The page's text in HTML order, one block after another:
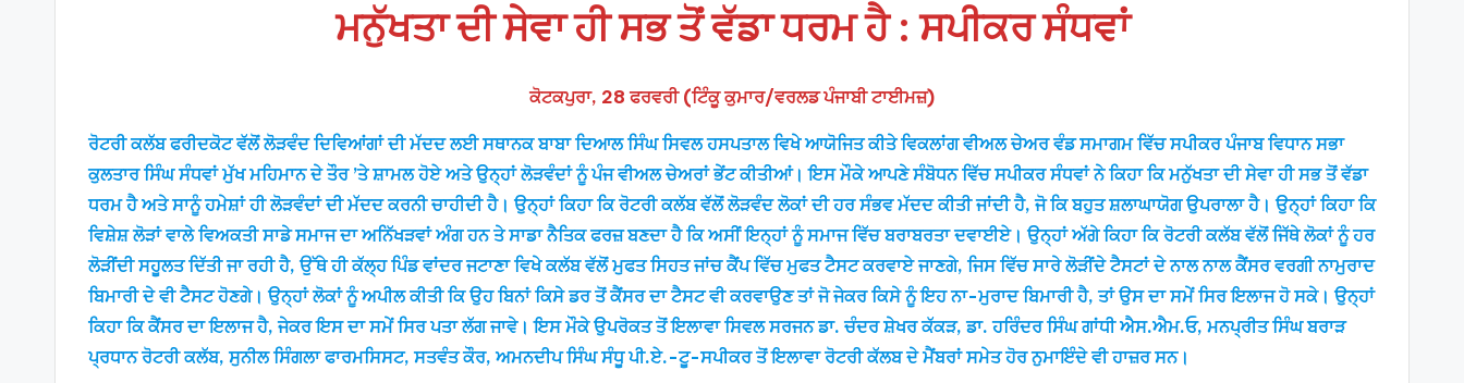
ਮਨੁੱਖਤਾ ਦੀ ਸੇਵਾ ਹੀ ਸਭ ਤੋਂ ਵੱਡਾ ਧਰਮ ਹੈ : ਸਪੀਕਰ ਸੰਧਵਾਂ
ਕੋਟਕਪੁਰਾ, 28 ਫਰਵਰੀ (ਟਿੰਕੂ ਕੁਮਾਰ/ਵਰਲਡ ਪੰਜਾਬੀ ਟਾਈਮਜ਼)
ਰੋਟਰੀ ਕਲੱਬ ਫਰੀਦਕੋਟ ਵੱਲੋਂ ਲੋੜਵੰਦ ਦਿਵਿਆਂਗਾਂ ਦੀ ਮੱਦਦ ਲਈ ਸਥਾਨਕ ਬਾਬਾ ਦਿਆਲ ਸਿੰਘ ਸਿਵਲ ਹਸਪਤਾਲ ਵਿਖੇ ਆਯੋਜਿਤ ਕੀਤੇ ਵਿਕਲਾਂਗ ਵੀਅਲ ਚੇਅਰ ਵੰਡ ਸਮਾਗਮ ਵਿੱਚ ਸਪੀਕਰ ਪੰਜਾਬ ਵਿਧਾਨ ਸਭਾ
ਕੁਲਤਾਰ ਸਿੰਘ ਸੰਧਵਾਂ ਮੁੱਖ ਮਹਿਮਾਨ ਦੇ ਤੌਰ ’ਤੇ ਸ਼ਾਮਲ ਹੋਏ ਅਤੇ ਉਨ੍ਹਾਂ ਲੋੜਵੰਦਾਂ ਨੂੰ ਪੰਜ ਵੀਅਲ ਚੇਅਰਾਂ ਭੇਂਟ ਕੀਤੀਆਂ। ਇਸ ਮੌਕੇ ਆਪਣੇ ਸੰਬੋਧਨ ਵਿੱਚ ਸਪੀਕਰ ਸੰਧਵਾਂ ਨੇ ਕਿਹਾ ਕਿ ਮਨੁੱਖਤਾ ਦੀ ਸੇਵਾ ਹੀ ਸਭ ਤੋਂ ਵੱਡਾ
ਧਰਮ ਹੈ ਅਤੇ ਸਾਨੂੰ ਹਮੇਸ਼ਾਂ ਹੀ ਲੋੜਵੰਦਾਂ ਦੀ ਮੱਦਦ ਕਰਨੀ ਚਾਹੀਦੀ ਹੈ। ਉਨ੍ਹਾਂ ਕਿਹਾ ਕਿ ਰੋਟਰੀ ਕਲੱਬ ਵੱਲੋਂ ਲੋੜਵੰਦ ਲੋਕਾਂ ਦੀ ਹਰ ਸੰਭਵ ਮੱਦਦ ਕੀਤੀ ਜਾਂਦੀ ਹੈ, ਜੋ ਕਿ ਬਹੁਤ ਸ਼ਲਾਘਾਯੋਗ ਉਪਰਾਲਾ ਹੈ। ਉਨ੍ਹਾਂ ਕਿਹਾ ਕਿ
ਵਿਸ਼ੇਸ਼ ਲੋੜਾਂ ਵਾਲੇ ਵਿਅਕਤੀ ਸਾਡੇ ਸਮਾਜ ਦਾ ਅਨਿੱਖੜਵਾਂ ਅੰਗ ਹਨ ਤੇ ਸਾਡਾ ਨੈਤਿਕ ਫਰਜ਼ ਬਣਦਾ ਹੈ ਕਿ ਅਸੀਂ ਇਨ੍ਹਾਂ ਨੂੰ ਸਮਾਜ ਵਿੱਚ ਬਰਾਬਰਤਾ ਦਵਾਈਏ। ਉਨ੍ਹਾਂ ਅੱਗੇ ਕਿਹਾ ਕਿ ਰੋਟਰੀ ਕਲੱਬ ਵੱਲੋਂ ਜਿੱਥੇ ਲੋਕਾਂ ਨੂੰ ਹਰ
ਲੋੜੀਂਦੀ ਸਹੂਲਤ ਦਿੱਤੀ ਜਾ ਰਹੀ ਹੈ, ਉੱਥੇ ਹੀ ਕੱਲ੍ਹ ਪਿੰਡ ਵਾਂਦਰ ਜਟਾਣਾ ਵਿਖੇ ਕਲੱਬ ਵੱਲੋਂ ਮੁਫਤ ਸਿਹਤ ਜਾਂਚ ਕੈਂਪ ਵਿੱਚ ਮੁਫਤ ਟੈਸਟ ਕਰਵਾਏ ਜਾਣਗੇ, ਜਿਸ ਵਿੱਚ ਸਾਰੇ ਲੋੜੀਂਦੇ ਟੈਸਟਾਂ ਦੇ ਨਾਲ ਨਾਲ ਕੈਂਸਰ ਵਰਗੀ ਨਾਮੁਰਾਦ
ਬਿਮਾਰੀ ਦੇ ਵੀ ਟੈਸਟ ਹੋਣਗੇ। ਉਨ੍ਹਾਂ ਲੋਕਾਂ ਨੂੰ ਅਪੀਲ ਕੀਤੀ ਕਿ ਉਹ ਬਿਨਾਂ ਕਿਸੇ ਡਰ ਤੋਂ ਕੈਂਸਰ ਦਾ ਟੈਸਟ ਵੀ ਕਰਵਾਉਣ ਤਾਂ ਜੋ ਜੇਕਰ ਕਿਸੇ ਨੂੰ ਇਹ ਨਾ-ਮੁਰਾਦ ਬਿਮਾਰੀ ਹੈ, ਤਾਂ ਉਸ ਦਾ ਸਮੇਂ ਸਿਰ ਇਲਾਜ ਹੋ ਸਕੇ। ਉਨ੍ਹਾਂ
ਕਿਹਾ ਕਿ ਕੈਂਸਰ ਦਾ ਇਲਾਜ ਹੈ, ਜੇਕਰ ਇਸ ਦਾ ਸਮੇਂ ਸਿਰ ਪਤਾ ਲੱਗ ਜਾਵੇ। ਇਸ ਮੌਕੇ ਉਪਰੋਕਤ ਤੋਂ ਇਲਾਵਾ ਸਿਵਲ ਸਰਜਨ ਡਾ. ਚੰਦਰ ਸ਼ੇਖਰ ਕੱਕੜ, ਡਾ. ਹਰਿੰਦਰ ਸਿੰਘ ਗਾਂਧੀ ਐਸ.ਐਮ.ਓ, ਮਨਪ੍ਰੀਤ ਸਿੰਘ ਬਰਾੜ
ਪ੍ਰਧਾਨ ਰੋਟਰੀ ਕਲੱਬ, ਸੁਨੀਲ ਸਿੰਗਲਾ ਫਾਰਮਸਿਸਟ, ਸਤਵੰਤ ਕੌਰ, ਅਮਨਦੀਪ ਸਿੰਘ ਸੰਧੂ ਪੀ.ਏ.-ਟੂ-ਸਪੀਕਰ ਤੋਂ ਇਲਾਵਾ ਰੋਟਰੀ ਕੱਲਬ ਦੇ ਮੈਂਬਰਾਂ ਸਮੇਤ ਹੋਰ ਨੁਮਾਇੰਦੇ ਵੀ ਹਾਜ਼ਰ ਸਨ।